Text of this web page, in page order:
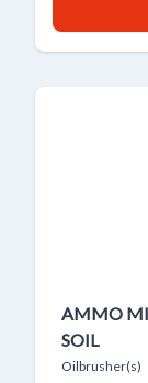
AMMO
SOIL
Oilbrusher(s)